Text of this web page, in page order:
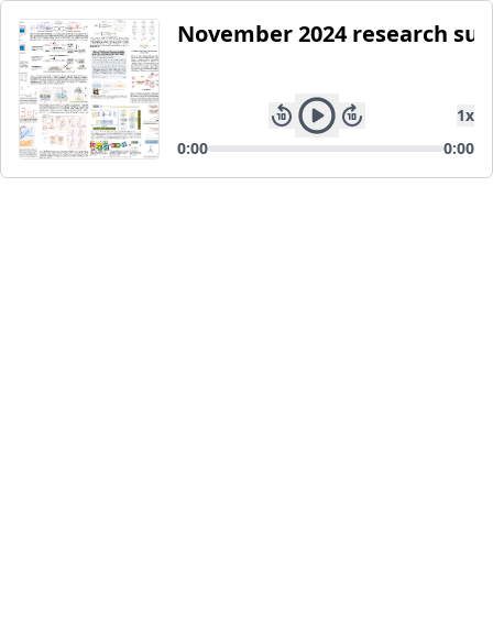
November 2024 research
1x
0:00
0:00